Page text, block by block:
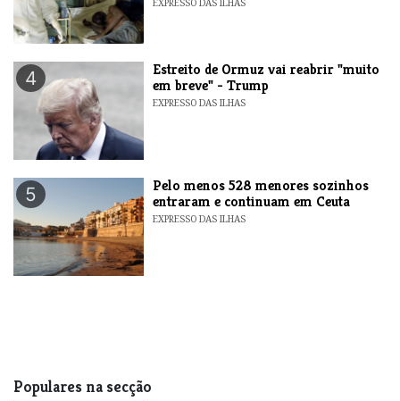
EXPRESSO DAS ILHAS
4
Estreito de Ormuz vai reabrir "muito
em breve" - Trump
EXPRESSO DAS ILHAS
5
Pelo menos 528 menores sozinhos
entraram e continuam em Ceuta
EXPRESSO DAS ILHAS
Populares na secção